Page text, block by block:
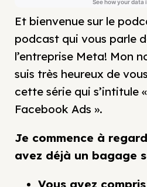
Et bienvenue sur le
podcast qui vous parle
l’entreprise Meta! Mon
suis très heureux de
cette série qui s’intitule
Facebook Ads ».
Je commence à
avez déjà un bagage